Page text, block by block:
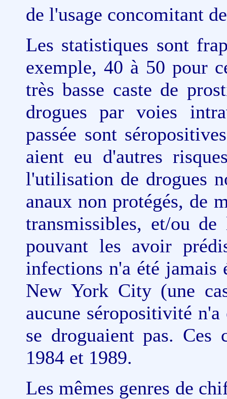
de l'usage concomitant
Les statistiques sont
exemple, 40 à 50 pour
très basse caste de
drogues par voies
passée sont
aient eu d'autres
l'utilisation de drogues
anaux non protégés, de
transmissibles, et/ou
pouvant les avoir
infections n'a été
New York City (une
aucune séropositivité
se droguaient pas. Ces
1984 et 1989.
Les mêmes genres de